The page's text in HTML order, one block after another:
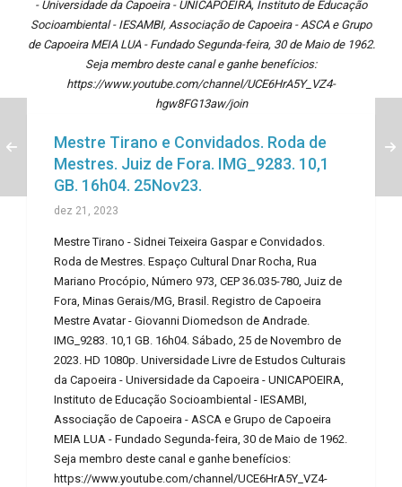
- Universidade da Capoeira - UNICAPOEIRA, Instituto de Educação
Socioambiental - IESAMBI, Associação de Capoeira - ASCA e Grupo
de Capoeira MEIA LUA - Fundado Segunda-feira, 30 de Maio de 1962.
Seja membro deste canal e ganhe benefícios:
https://www.youtube.com/channel/UCE6HrA5Y_VZ4-
hgw8FG13aw/join
Mestre Tirano e Convidados. Roda de
Mestres. Juiz de Fora. IMG_9283. 10,1
GB. 16h04. 25Nov23.
dez 21, 2023
Mestre Tirano - Sidnei Teixeira Gaspar e Convidados.
Roda de Mestres. Espaço Cultural Dnar Rocha, Rua
Mariano Procópio, Número 973, CEP 36.035-780, Juiz de
Fora, Minas Gerais/MG, Brasil. Registro de Capoeira
Mestre Avatar - Giovanni Diomedson de Andrade.
IMG_9283. 10,1 GB. 16h04. Sábado, 25 de Novembro de
2023. HD 1080p. Universidade Livre de Estudos Culturais
da Capoeira - Universidade da Capoeira - UNICAPOEIRA,
Instituto de Educação Socioambiental - IESAMBI,
Associação de Capoeira - ASCA e Grupo de Capoeira
MEIA LUA - Fundado Segunda-feira, 30 de Maio de 1962.
Seja membro deste canal e ganhe benefícios:
https://www.youtube.com/channel/UCE6HrA5Y_VZ4-